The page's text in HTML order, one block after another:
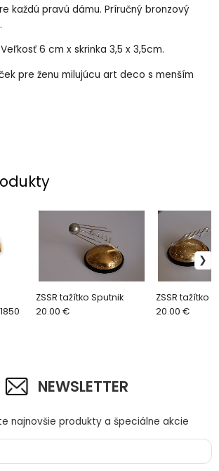
každú pravú dámu. Príručný bronzový
6 cm x skrinka 3,5 x 3,5cm.
pre ženu milujúcu art deco s menším
ZSSR tažítko Sputnik
20.00 €
ZSSR tažítko
20.00 €
NEWSLETTER
najnovšie produkty a špeciálne akcie